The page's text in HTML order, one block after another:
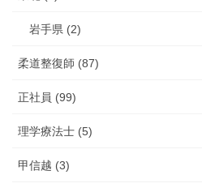
岩手県 (2)
柔道整復師 (87)
正社員 (99)
理学療法士 (5)
甲信越 (3)